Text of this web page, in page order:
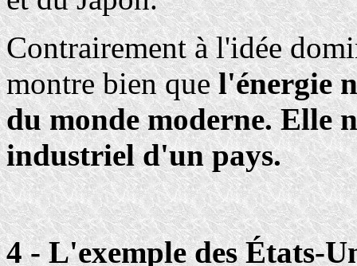
Contrairement à l'idée
montre bien quel'énergie
du monde moderne. Elle
industriel d'un pays.
4 - L'exemple des États-